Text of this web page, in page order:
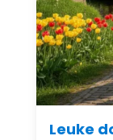
Leuke